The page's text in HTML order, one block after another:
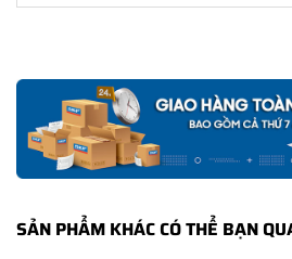
TạiNGOCANH.COMgiá bán Vòng bi
trong suốt quá trình sử dụng các sản
CHẾ ĐỘ BẢO HÀNH VÒNG BI
HÃNG
Tất cả các sản phẩm SKF chính hãng
phối đều được bảo hành chính hãng
SẢN PHẨM KHÁC CÓ THỂ BẠN